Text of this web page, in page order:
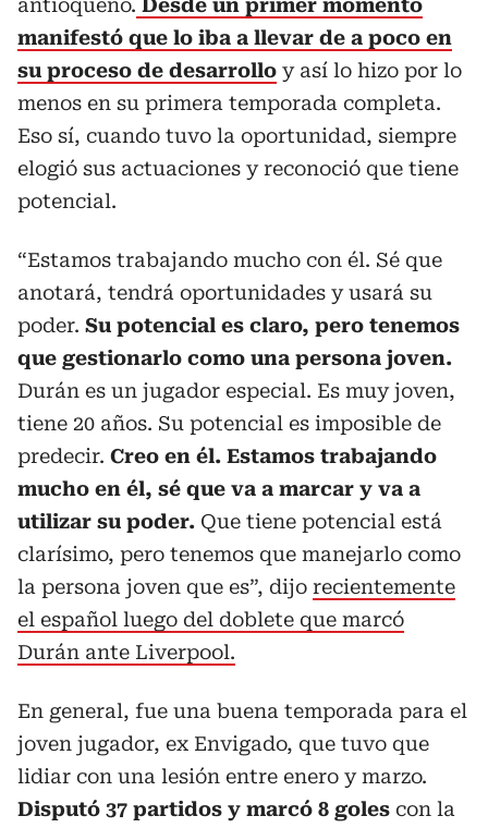
antioqueño. Desde un primer momento
manifestó que lo iba a llevar de a poco en
su proceso de desarrollo y así lo hizo por lo
menos en su primera temporada completa.
Eso sí, cuando tuvo la oportunidad, siempre
elogió sus actuaciones y reconoció que tiene
potencial.
“Estamos trabajando mucho con él. Sé que
anotará, tendrá oportunidades y usará su
poder. Su potencial es claro, pero tenemos
que gestionarlo como una persona joven.
Durán es un jugador especial. Es muy joven,
tiene 20 años. Su potencial es imposible de
predecir. Creo en él. Estamos trabajando
mucho en él, sé que va a marcar y va a
utilizar su poder. Que tiene potencial está
clarísimo, pero tenemos que manejarlo como
la persona joven que es”, dijo recientemente
el español luego del doblete que marcó
Durán ante Liverpool.
En general, fue una buena temporada para el
joven jugador, ex Envigado, que tuvo que
lidiar con una lesión entre enero y marzo.
Disputó 37 partidos y marcó 8 goles con la